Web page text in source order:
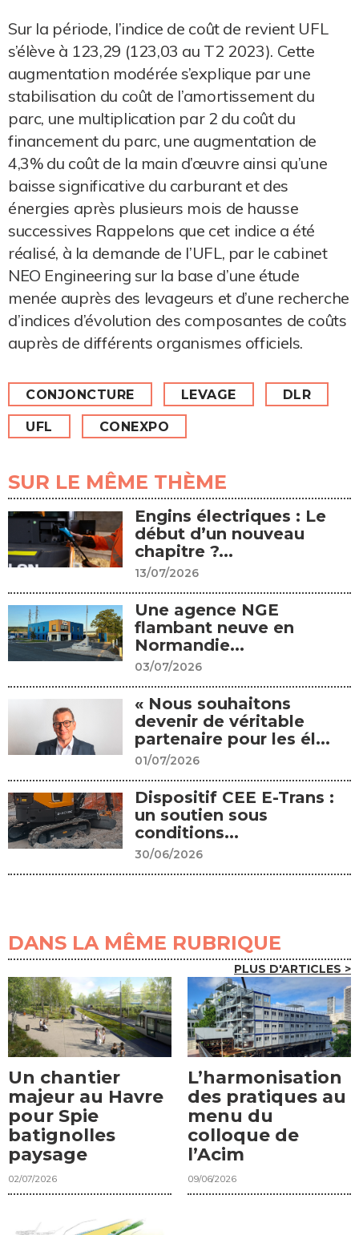
Sur la période, l’indice de coût de revient UFL
s’élève à 123,29 (123,03 au T2 2023). Cette
augmentation modérée s’explique par une
stabilisation du coût de l’amortissement du
parc, une multiplication par 2 du coût du
financement du parc, une augmentation de
4,3% du coût de la main d’œuvre ainsi qu’une
baisse significative du carburant et des
énergies après plusieurs mois de hausse
successives Rappelons que cet indice a été
réalisé, à la demande de l’UFL, par le cabinet
NEO Engineering sur la base d’une étude
menée auprès des levageurs et d’une recherche
d’indices d’évolution des composantes de coûts
auprès de différents organismes officiels.
CONJONCTURE LEVAGE DLR
UFL CONEXPO
SUR LE MÊME THÈME
Engins électriques : Le
début d’un nouveau
chapitre ?...
13/07/2026
Une agence NGE
flambant neuve en
Normandie...
03/07/2026
« Nous souhaitons
devenir de véritable
partenaire pour les él...
01/07/2026
Dispositif CEE E-Trans :
un soutien sous
conditions...
30/06/2026
DANS LA MÊME RUBRIQUE
PLUS D'ARTICLES >
Un chantier
majeur au Havre
pour Spie
batignolles
paysage
02/07/2026
L’harmonisation
des pratiques au
menu du
colloque de
l’Acim
09/06/2026